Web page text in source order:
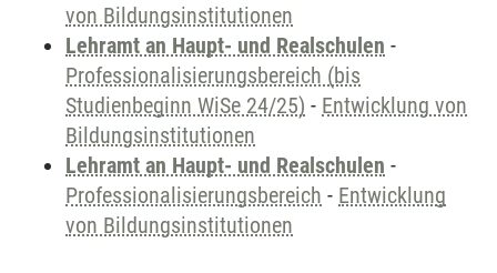
von Bildungsinstitutionen
Lehramt an Haupt- und Realschulen -
Professionalisierungsbereich (bis
Studienbeginn WiSe 24/25) - Entwicklung von
Bildungsinstitutionen
Lehramt an Haupt- und Realschulen -
Professionalisierungsbereich - Entwicklung
von Bildungsinstitutionen